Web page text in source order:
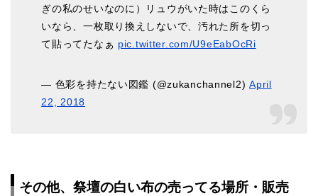
ぎの私のせいなのに）リュウがいた時はこのくら
いなら、一枚取り換えしないで、汚れた所を切っ
て貼ってたなぁ pic.twitter.com/U9eEabOcRi
— 色彩を持たない図鑑 (@zukanchannel2)April
22, 2018
その他、祭壇の白い布の売ってる場所・販売